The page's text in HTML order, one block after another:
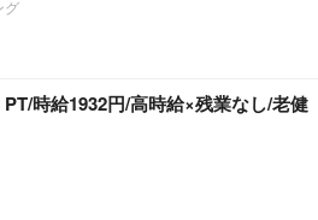
グ
時給1932円/高時給×残業なし/老健